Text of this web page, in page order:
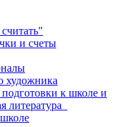
и счеты
художника
к школе и
литература